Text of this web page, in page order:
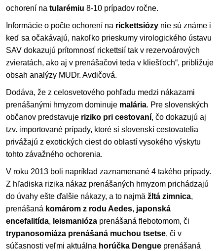
ochorení na tularémiu 8-10 prípadov ročne.
Informácie o počte ochorení na rickettsiózy nie sú známe i
keď sa očakávajú, nakoľko prieskumy virologického ústavu
SAV dokazujú prítomnosť rickettsií tak v rezervoárových
zvieratách, ako aj v prenášačovi teda v kliešťoch“, približuje
obsah analýzy MUDr. Avdičová.
Dodáva, že z celosvetového pohľadu medzi nákazami
prenášanými hmyzom dominuje malária. Pre slovenských
občanov predstavuje riziko pri cestovaní, čo dokazujú aj
tzv. importované prípady, ktoré si slovenskí cestovatelia
privážajú z exotických ciest do oblastí vysokého výskytu
tohto závažného ochorenia.
V roku 2013 boli napríklad zaznamenané 4 takého prípady.
Z hľadiska rizika nákaz prenášaných hmyzom prichádzajú
do úvahy ešte ďalšie nákazy, a to najmä žltá zimnica,
prenášaná komárom z rodu Aedes, japonská
encefalitída, leismanióza prenášaná flebotomom, či
trypanosomiáza prenášaná muchou tsetse, či v
súčasnosti veľmi aktuálna horúčka Dengue prenášaná